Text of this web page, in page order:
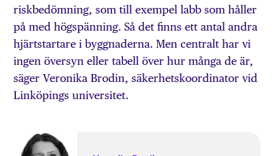
riskbedömning, som till exempel labb som håller
på med högspänning. Så det finns ett antal andra
hjärtstartare i byggnaderna. Men centralt har vi
ingen översyn eller tabell över hur många de är,
säger Veronika Brodin, säkerhetskoordinator vid
Linköpings universitet.